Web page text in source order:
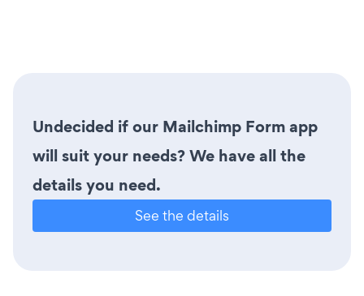
Undecided if our Mailchimp Form app
will suit your needs? We have all the
details you need.
See the details